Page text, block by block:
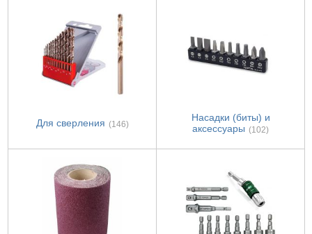
Для сверления (146)
Насадки (биты) и
аксессуары (102)